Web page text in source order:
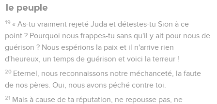
le peuple
19 « As-tu vraiment rejeté Juda et détestes-tu Sion à ce
point ? Pourquoi nous frappes-tu sans qu'il y ait pour nous de
guérison ? Nous espérions la paix et il n'arrive rien
d'heureux, un temps de guérison et voici la terreur !
20 Eternel, nous reconnaissons notre méchanceté, la faute
de nos pères. Oui, nous avons péché contre toi.
21 Mais à cause de ta réputation, ne repousse pas, ne